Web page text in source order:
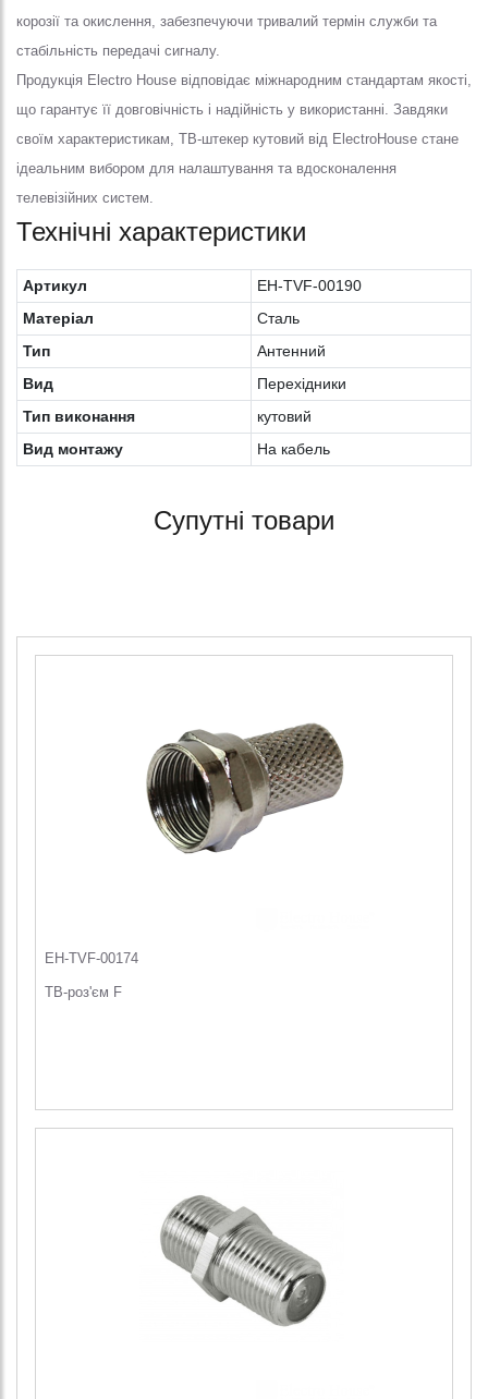
корозії та окислення, забезпечуючи тривалий термін служби та
стабільність передачі сигналу.
Продукція Electro House відповідає міжнародним стандартам якості,
що гарантує її довговічність і надійність у використанні. Завдяки
своїм характеристикам, ТВ-штекер кутовий від ElectroHouse стане
ідеальним вибором для налаштування та вдосконалення
телевізійних систем.
Технічні характеристики
Артикул
EH-TVF-00190
Матеріал
Сталь
Тип
Антенний
Вид
Перехідники
Тип виконання
кутовий
Вид монтажу
На кабель
Супутні товари
EH-TVF-00174
ТВ-роз'єм F